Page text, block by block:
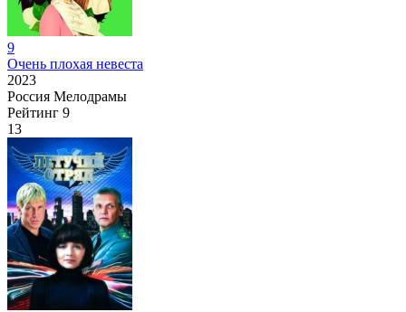
9
Очень плохая невеста
2023
Россия Мелодрамы
Рейтинг 9
13